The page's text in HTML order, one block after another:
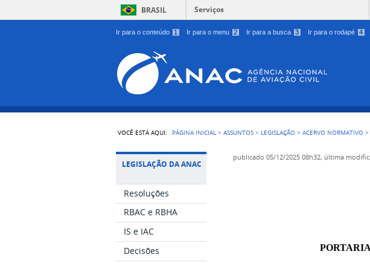
Ir para o conteúdo 1 Ir para o menu 2 Ir para a busca 3 Ir para o rodapé 4
BRASIL Serviços
VOCÊ ESTÁ AQUI: PÁGINA INICIAL >ASSUNTOS > LEGISLAÇÃO >ACERVO NORMATIVO >
LEGISLAÇÃO DA ANAC
Resoluções
RBAC e RBHA
IS e IAC
Decisões
publicado 05/12/2025 08h32, última